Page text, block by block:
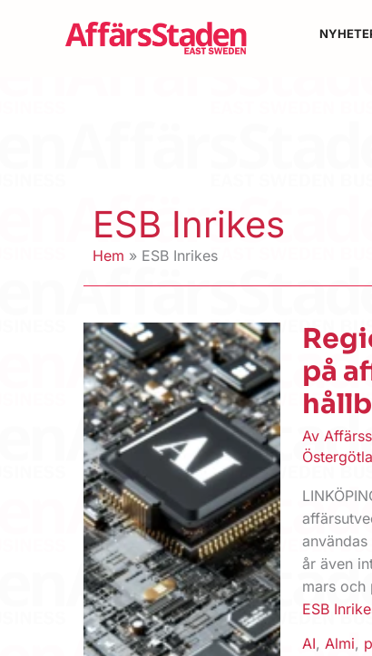
ESB Inrikes
Hem ESB Inrikes
på
Av
år även
mars och
ESB
AI, Almi,